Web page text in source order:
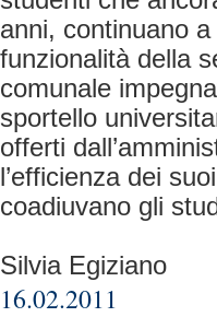
anni, continuano
funzionalità della
comunale
sportello
offerti
l’efficienza dei
coadiuvano gli
Silvia Egiziano
16.02.2011